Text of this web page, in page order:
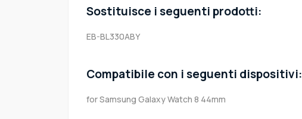
Sostituisce i seguenti prodotti:
EB-BL330ABY
Compatibile con i seguenti dispositivi:
for Samsung Galaxy Watch 8 44mm